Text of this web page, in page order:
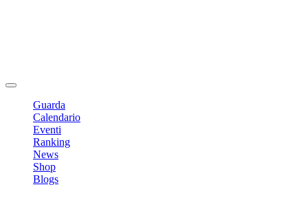
Guarda
Calendario
Eventi
Ranking
News
Shop
Blogs